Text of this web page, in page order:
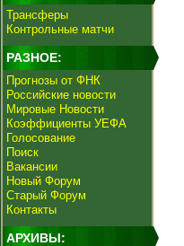
Трансферы
Контрольные матчи
РАЗНОЕ:
Прогнозы от ФНК
Российские новости
Мировые Новости
Коэффициенты УЕФА
Голосование
Поиск
Вакансии
Новый Форум
Старый Форум
Контакты
АРХИВЫ: